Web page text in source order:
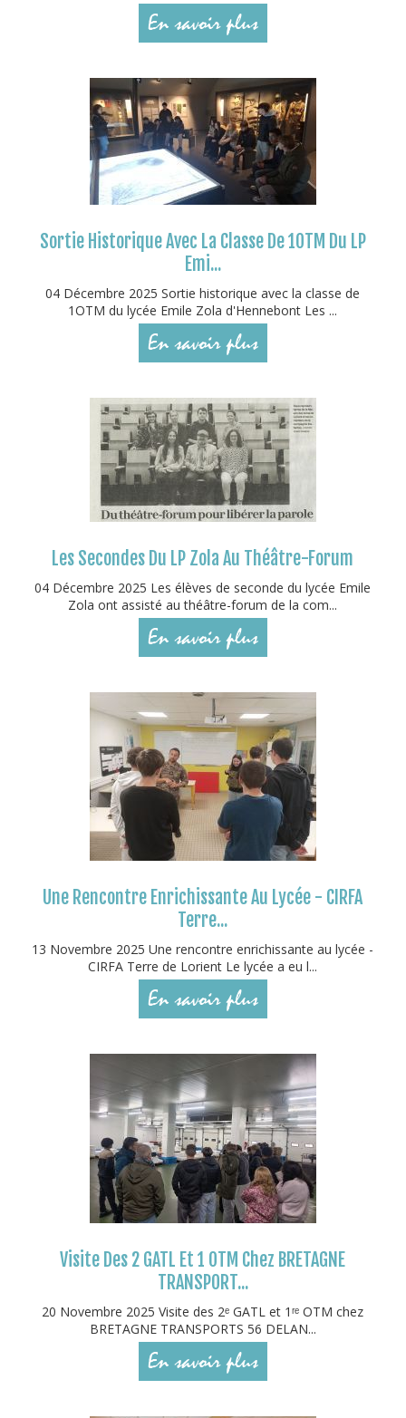
En savoir plus
Sortie Historique Avec La Classe De 1OTM Du LP
Emi...
04 Décembre 2025 Sortie historique avec la classe de
1OTM du lycée Emile Zola d'Hennebont Les ...
En savoir plus
Les Secondes Du LP Zola Au Théâtre-Forum
04 Décembre 2025 Les élèves de seconde du lycée Emile
Zola ont assisté au théâtre-forum de la com...
En savoir plus
Une Rencontre Enrichissante Au Lycée - CIRFA
Terre...
13 Novembre 2025 Une rencontre enrichissante au lycée -
CIRFA Terre de Lorient Le lycée a eu l...
En savoir plus
Visite Des 2 GATL Et 1 OTM Chez BRETAGNE
TRANSPORT...
20 Novembre 2025 Visite des 2ᵉ GATL et 1ʳᵉ OTM chez
BRETAGNE TRANSPORTS 56 DELAN...
En savoir plus